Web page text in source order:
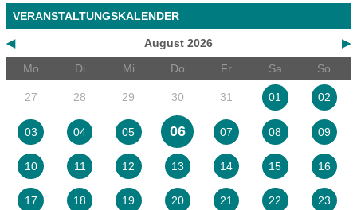
VERANSTALTUNGSKALENDER
◀ ▶
August 2026
Mo
Di Mi Do Fr Sa So
27 28 29 30 31 01 02
03 04 05 06 07 08 09
10 11 12 13 14 15 16
17 18 19 20 21 22 23